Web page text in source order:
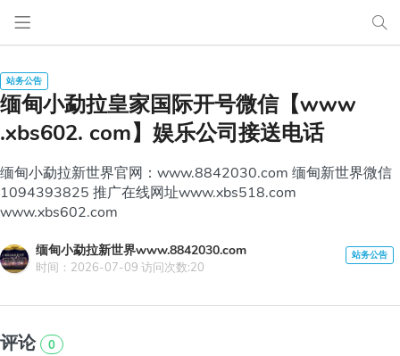
缅甸小勐拉皇家国际开号微信【www
.xbs602. com】娱乐公司接送电话
缅甸小勐拉新世界官网：www.8842030.com 缅甸新世界微信
1094393825 推广在线网址www.xbs518.com
www.xbs602.com
缅甸小勐拉新世界www.8842030.com
时间：2026-07-09 访问次数:20
评论 0